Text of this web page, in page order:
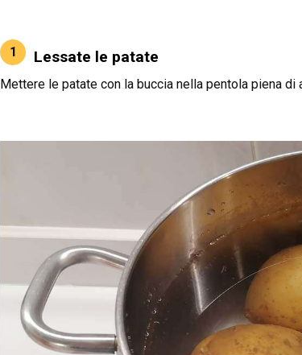
1 Lessate le patate
Mettere le patate con la buccia nella pentola piena